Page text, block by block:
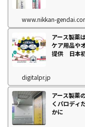
www.nikkan-
アース製薬
ケア用品や
提供 日本
digitalpr.jp
アース製薬
くパロディ
かに